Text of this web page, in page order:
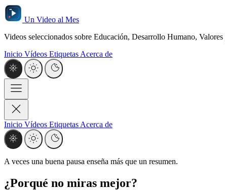
Un Video al Mes
Videos seleccionados sobre Educación, Desarrollo Humano,
Inicio Vídeos Etiquetas Acerca de
Inicio Vídeos Etiquetas Acerca de
A veces una buena pausa enseña más que un resumen.
¿Porqué no miras mejor?